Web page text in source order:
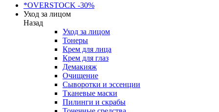
*OVERSTOCK -30%
Уход за лицом
Назад
Уход за лицом
Тонеры
Крем для лица
Крем для глаз
Демакияж
Очищение
Сыворотки и эссенции
Тканевые маски
Пилинги и скрабы